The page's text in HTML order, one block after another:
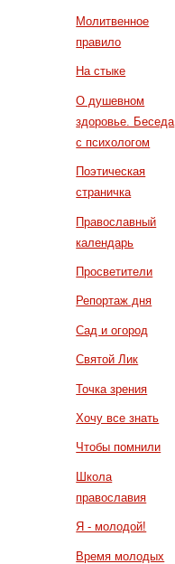
Молитвенное
правило
На стыке
О душевном
здоровье. Беседа
с психологом
Поэтическая
страничка
Православный
календарь
Просветители
Репортаж дня
Сад и огород
Святой Лик
Точка зрения
Хочу все знать
Чтобы помнили
Школа
православия
Я - молодой!
Время молодых